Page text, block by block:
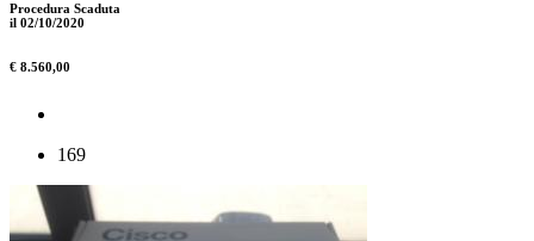
Procedura Scaduta
il 02/10/2020
€ 8.560,00
169